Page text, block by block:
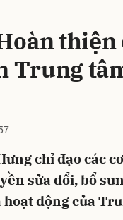
thiện
Trung
chỉ đạo các
sửa đổi, bổ
động của